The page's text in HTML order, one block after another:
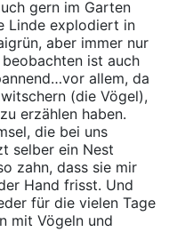
gern im Garten
Linde explodiert in
aber immer nur
ist auch
allem, da
(die Vögel),
erzählen haben.
die bei uns
selber ein Nest
zahn, dass sie mir
Hand frisst. Und
für die vielen Tage
mit Vögeln und